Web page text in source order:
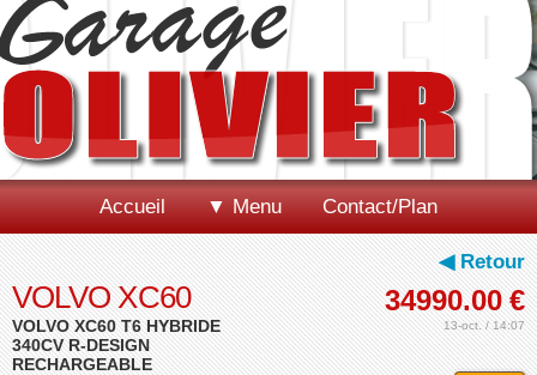
Accueil ▼ Menu Contact/Plan
◀ Retour
34990.00 €
13-oct. / 14:07
VOLVO XC60
VOLVO XC60 T6 HYBRIDE
340CV R-DESIGN
RECHARGEABLE